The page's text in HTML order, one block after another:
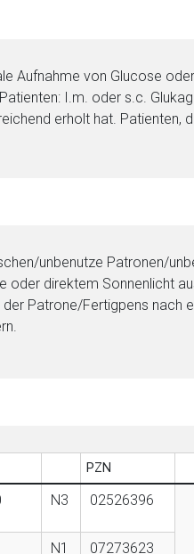
Aufnahme von Glucose
I.m. oder s.c.
erholt hat. Patienten,
unbenutze Patronen/
oder direktem Sonnenlicht
der Patrone/Fertigpens nach
PZN
N3
02526396
N1 07273623